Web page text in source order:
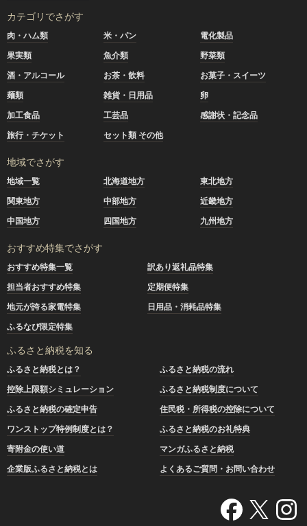
カテゴリでさがす
肉・ハム類 米・パン
電化製品
果実類
魚介類
野菜類
酒・アルコール
お茶・飲料
お菓子・スイーツ
麺類
雑貨・日用品
卵
加工食品
工芸品
感謝状・記念品
旅行・チケット
セット類 その他
地域でさがす
地域一覧 北海道地方
東北地方
関東地方
中部地方
近畿地方
中国地方
四国地方 九州地方
おすすめ特集でさがす
おすすめ特集一覧
訳あり返礼品特集
担当者おすすめ特集
定期便特集
地元が誇る家電特集
日用品・消耗品特集
ふるなび限定特集
ふるさと納税を知る
ふるさと納税とは？
ふるさと納税の流れ
控除上限額シミュレーション
ふるさと納税制度について
ふるさと納税の確定申告
住民税・所得税の控除について
ワンストップ特例制度とは？
ふるさと納税のお礼特典
寄附金の使い道
マンガふるさと納税
企業版ふるさと納税とは
よくあるご質問・お問い合わせ